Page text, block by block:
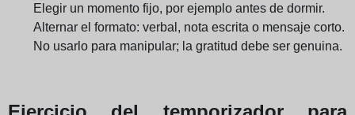
Elegir un momento fijo, por ejemplo antes de dormir.
Alternar el formato: verbal, nota escrita o mensaje corto.
No usarlo para manipular; la gratitud debe ser genuina.